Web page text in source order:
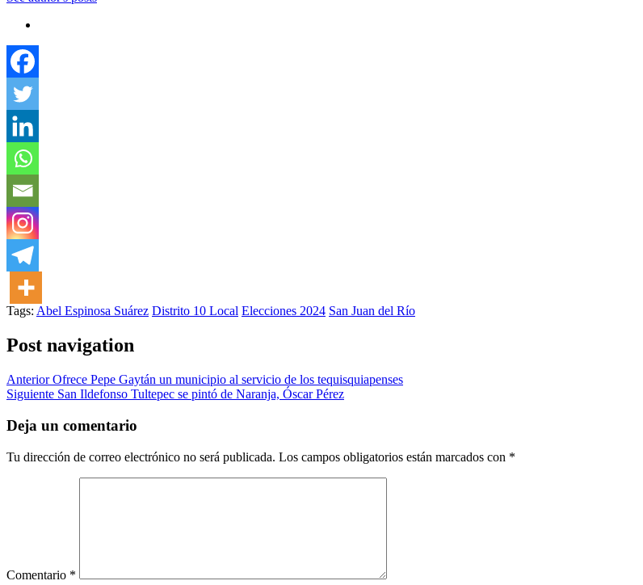
Tags: Abel Espinosa Suárez Distrito 10 Local Elecciones 2024 San Juan del Río
Post navigation
AnteriorOfrece Pepe Gaytán un municipio al servicio de los tequisquiapenses
Siguiente San Ildefonso Tultepec se pintó de Naranja, Óscar Pérez
Deja un comentario
Tu dirección de correo electrónico no será publicada. Los campos obligatorios están marcados con *
Comentario *